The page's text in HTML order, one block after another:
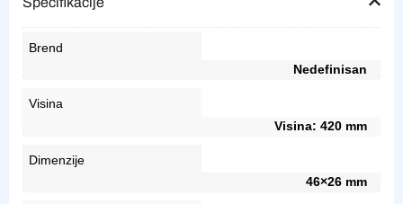
Brend
Nedefinisan
Visina
Visina: 420 mm
Dimenzije
46×26 mm